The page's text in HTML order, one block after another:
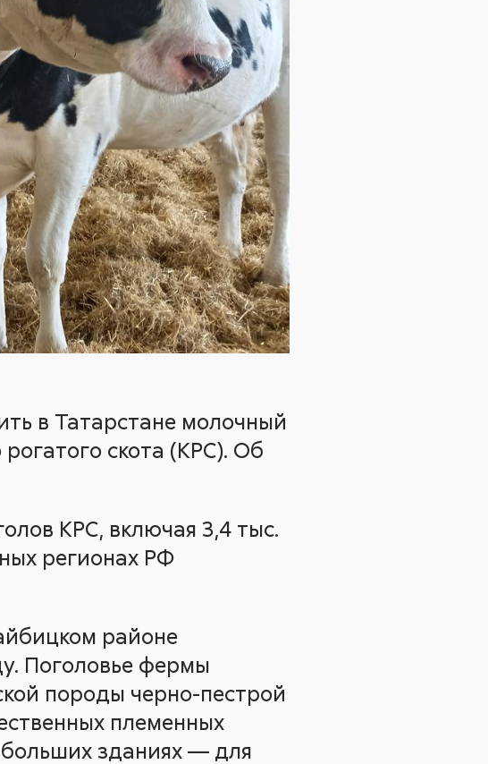
в Татарстане молочный
скота (КРС). Об
КРС, включая 3,4 тыс.
регионах РФ
районе
Поголовье фермы
породы черно-пестрой
племенных
зданиях — для